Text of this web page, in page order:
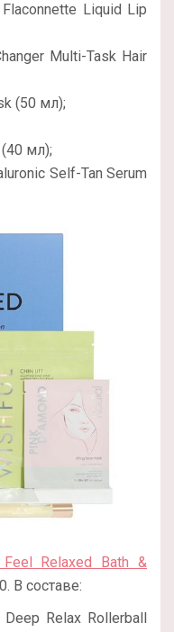
Liquid Lip
Multi-Task Hair
(50 мл);
мл);
Self-Tan Serum
Feel Relaxed Bath &
В составе:
Relax Rollerball